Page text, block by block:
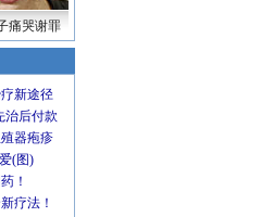
痛哭谢罪